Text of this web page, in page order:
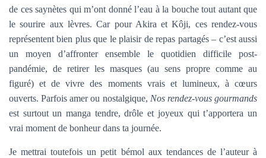
de ces saynètes qui m’ont donné l’eau à la bouche tout autant que
le sourire aux lèvres. Car pour Akira et Kôji, ces rendez-vous
représentent bien plus que le plaisir de repas partagés – c’est aussi
un moyen d’affronter ensemble le quotidien difficile post-
pandémie, de retirer les masques (au sens propre comme au
figuré) et de vivre des moments vrais et lumineux, à cœurs
ouverts. Parfois amer ou nostalgique, Nos rendez-vous gourmands
est surtout un manga tendre, drôle et joyeux qui t’apportera un
vrai moment de bonheur dans ta journée.
Je mettrai toutefois un petit bémol aux tendances de l’auteur à